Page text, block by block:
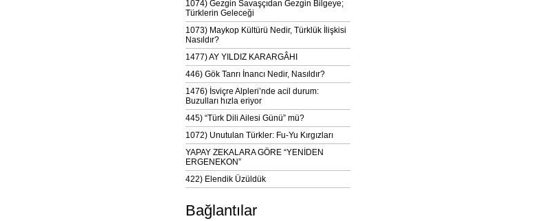
1074) Gezgin Savaşçıdan Gezgin Bilgeye;
Türklerin Geleceği
1073) Maykop Kültürü Nedir, Türklük İlişkisi
Nasıldır?
1477) AY YILDIZ KARARGÂHI
446) Gök Tanrı İnancı Nedir, Nasıldır?
1476) İsviçre Alpleri’nde acil durum:
Buzulları hızla eriyor
445) “Türk Dili Ailesi Günü” mü?
1072) Unutulan Türkler: Fu-Yu Kırgızları
YAPAY ZEKALARA GÖRE “YENİDEN
ERGENEKON”
422) Elendik Üzüldük
Bağlantılar